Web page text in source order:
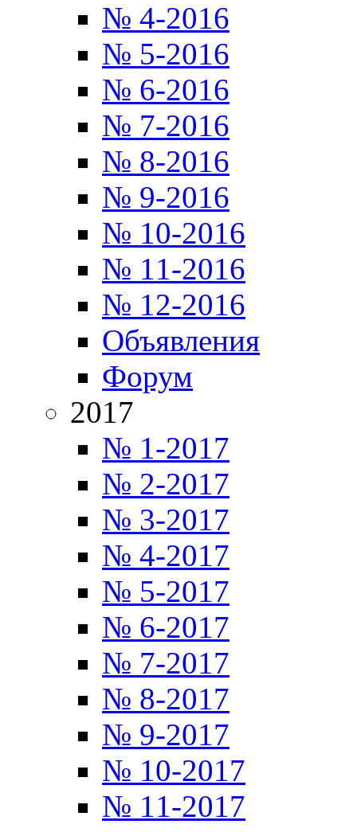
№ 4-2016
№ 5-2016
№ 6-2016
№ 7-2016
№ 8-2016
№ 9-2016
№ 10-2016
№ 11-2016
№ 12-2016
Объявления
Форум
2017
№ 1-2017
№ 2-2017
№ 3-2017
№ 4-2017
№ 5-2017
№ 6-2017
№ 7-2017
№ 8-2017
№ 9-2017
№ 10-2017
№ 11-2017